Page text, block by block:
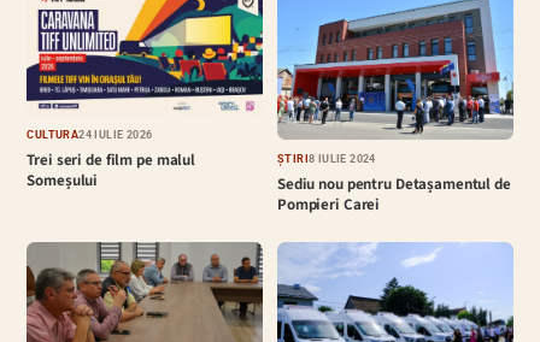
CULTURĂ24 IULIE 2026
Trei seri de film pe malul
Someșului
ȘTIRI8 IULIE 2024
Sediu nou pentru Detașamentul de
Pompieri Carei